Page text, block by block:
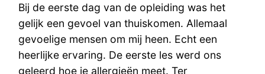
Bij de eerste dag van de opleiding was het
gelijk een gevoel van thuiskomen. Allemaal
gevoelige mensen om mij heen. Echt een
heerlijke ervaring. De eerste les werd ons
geleerd hoe je allergieën meet. Ter